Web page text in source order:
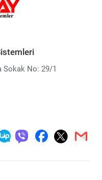
Sokak No: 29/1